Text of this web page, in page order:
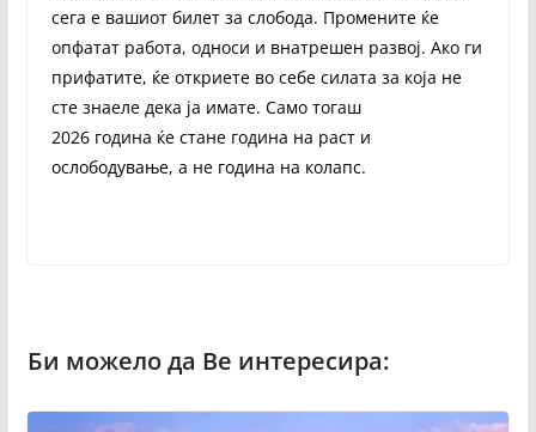
сега е вашиот билет за слобода. Промените ќе
опфатат работа, односи и внатрешен развој. Ако ги
прифатите, ќе откриете во себе силата за која не
сте знаеле дека ја имате. Само тогаш
2026 година ќе стане година на раст и
ослободување, а не година на колапс.